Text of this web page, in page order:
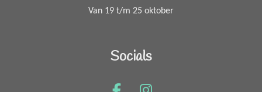
Van 19 t/m 25 oktober
Socials